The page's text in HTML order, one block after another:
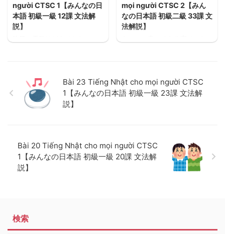
khi bạn cảm thấy ốm ở nơi
làm việc hoặc ở trường và
muốn về sớm?
người CTSC 1【みんなの日
本語 初級一級 12課 文法解
説】
好きですか。一ヶ月に何回く
らい映画を見ますか。Thời tiết
hôm qua thế nào? Tuần trước
anh có bận không? Việt Nam
Anh xem phim mấy lần một
tháng?
mọi người CTSC 2【みん
なの日本語 初級二級 33課 文
法解説】
Bài 23 Tiếng Nhật cho mọi người CTSC
1【みんなの日本語 初級一級 23課 文法解
説】
Bài 20 Tiếng Nhật cho mọi người CTSC
1【みんなの日本語 初級一級 20課 文法解
説】
検索